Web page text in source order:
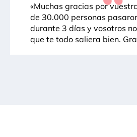
«Muchas gracias por
de 30.000 personas
durante 3 días y vosotros
que te todo saliera bien.